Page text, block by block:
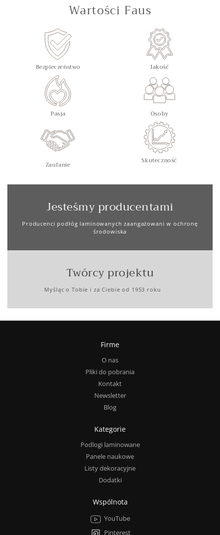
Wartości Faus
Bezpieczeństwo Jakość
Pasja Osoby
Zaufanie Skuteczność
Jesteśmy producentami
Producenci podłóg laminowanych zaangażowani w ochronę
środowiska
Twórcy projektu
Myśląc o Tobie i za Ciebie od 1953 roku
Firme
O nas
Pliki do pobrania
Kontakt
Newsletter
Blog
Kategorie
Podlogi laminowane
Panele naukowe
Listy dekoracyjne
Dodatki
Wspólnota
YouTube
Pinterest